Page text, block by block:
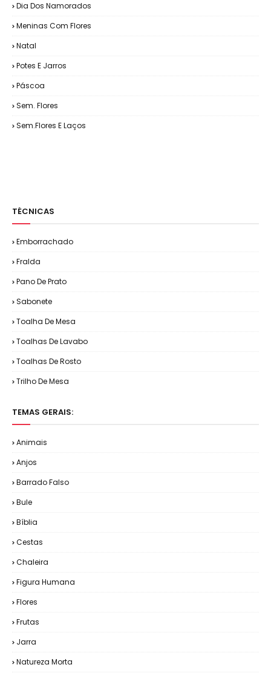
Dia Dos Namorados
Meninas Com Flores
Natal
Potes E Jarros
Páscoa
Sem. Flores
Sem.Flores E Laços
TÉCNICAS
Emborrachado
Fralda
Pano De Prato
Sabonete
Toalha De Mesa
Toalhas De Lavabo
Toalhas De Rosto
Trilho De Mesa
TEMAS GERAIS:
Animais
Anjos
Barrado Falso
Bule
Bíblia
Cestas
Chaleira
Figura Humana
Flores
Frutas
Jarra
Natureza Morta